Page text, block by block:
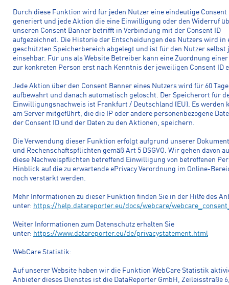
Durch diese Funktion wird für jeden Nutzer eine eindeutige Consent
generiert und jede Aktion die eine Einwilligung oder den Widerruf
unseren Consent Banner betrifft in Verbindung mit der Consent ID
aufgezeichnet. Die Historie der Entscheidungen des Nutzers wird in
geschützten Speicherbereich abgelegt und ist für den Nutzer selbst
einsehbar. Für uns als Website Betreiber kann eine Zuordnung
zur konkreten Person erst nach Kenntnis der jeweiligen Consent ID
Jede Aktion über den Consent Banner eines Nutzers wird für 60 Tage
aufbewahrt und danach automatisch gelöscht. Der Speicherort für
Einwilligungsnachweis ist Frankfurt / Deutschland (EU). Es werden
am Server mitgeführt, die die IP oder andere personenbezogene
der Consent ID und der Daten zu den Aktionen, speichern.
Die Verwendung dieser Funktion erfolgt aufgrund unserer
und Rechenschaftspflichten gemäß Art 5 DSGVO. Wir gehen davon
diese Nachweispflichten betreffend Einwilligung von betroffenen
Hinblick auf die zu erwartende ePrivacy Verordnung im Online-
noch verstärkt werden.
Mehr Informationen zu dieser Funktion finden Sie in der Hilfe des
unter: https://help.datareporter.eu/docs/webcare/
Weiter Informationen zum Datenschutz erhalten Sie
unter: https://www.datareporter.eu/de/privacystatement.html
WebCare Statistik:
Auf unserer Website haben wir die Funktion WebCare Statistik
Anbieter dieses Dienstes ist die DataReporter GmbH, Zeileisstraße